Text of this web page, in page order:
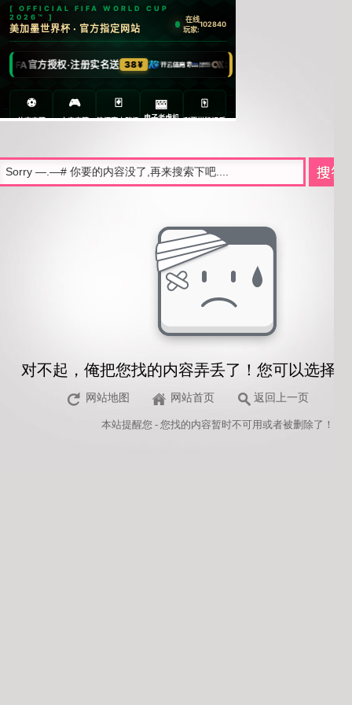
对不起，俺把您找的内容弄丢了！您可以选择
网站地图 网站首页 返回上一页
本站提醒您 - 您找的内容暂时不可用或者被删除了！